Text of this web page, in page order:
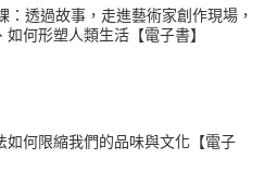
：透過故事，走進藝術家創作現場，
何形塑人類生活【電子書】
如何限縮我們的品味與文化【電子